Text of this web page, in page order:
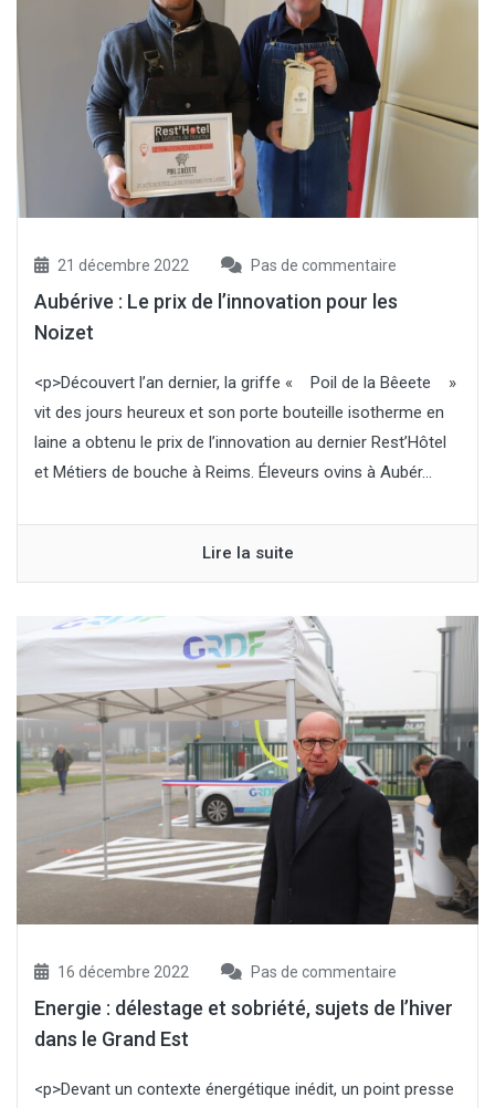
21 décembre 2022 Pas de commentaire
Aubérive : Le prix de l’innovation pour les
Noizet
<p>Découvert l’an dernier, la griffe « Poil de la Bêeete »
vit des jours heureux et son porte bouteille isotherme en
laine a obtenu le prix de l’innovation au dernier Rest’Hôtel
et Métiers de bouche à Reims. Éleveurs ovins à Aubér...
Lire la suite
16 décembre 2022 Pas de commentaire
Energie : délestage et sobriété, sujets de l’hiver
dans le Grand Est
<p>Devant un contexte énergétique inédit, un point presse